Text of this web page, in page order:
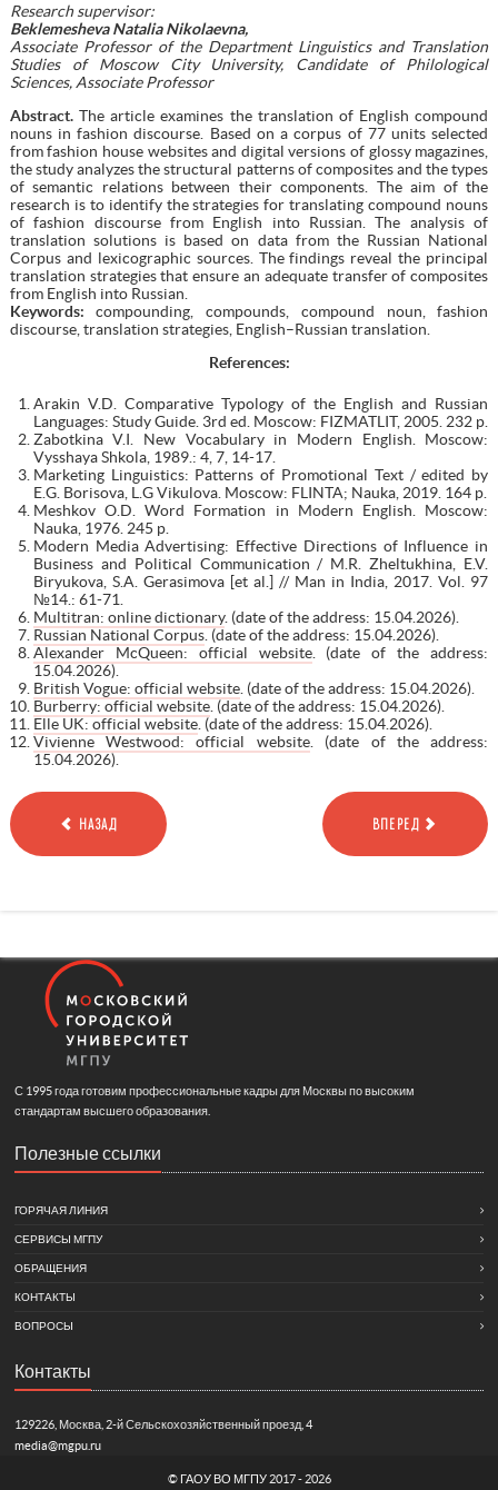
Research supervisor:
Beklemesheva Natalia Nikolaevna,
Associate Professor of the Department Linguistics and Translation
Studies of Moscow City University, Candidate of Philological
Sciences, Associate Professor
Abstract.The article examines the translation of English compound
nouns in fashion discourse. Based on a corpus of 77 units selected
from fashion house websites and digital versions of glossy magazines,
the study analyzes the structural patterns of composites and the types
of semantic relations between their components. The aim of the
research is to identify the strategies for translating compound nouns
of fashion discourse from English into Russian. The analysis of
translation solutions is based on data from the Russian National
Corpus and lexicographic sources. The findings reveal the principal
translation strategies that ensure an adequate transfer of composites
from English into Russian.
Keywords: compounding, compounds, compound noun, fashion
discourse, translation strategies, English–Russian translation.
References:
Arakin V.D. Comparative Typology of the English and Russian
Languages: Study Guide. 3rd ed. Moscow: FIZMATLIT, 2005. 232 p.
Zabotkina V.I. New Vocabulary in Modern English. Moscow:
Vysshaya Shkola, 1989.: 4, 7, 14-17.
Marketing Linguistics: Patterns of Promotional Text / edited by
E.G. Borisova, L.G Vikulova. Moscow: FLINTA; Nauka, 2019. 164 p.
Meshkov O.D. Word Formation in Modern English. Moscow:
Nauka, 1976. 245 p.
Modern Media Advertising: Effective Directions of Influence in
Business and Political Communication / M.R. Zheltukhina, E.V.
Biryukova, S.A. Gerasimova [et al.] // Man in India, 2017. Vol. 97
№14.: 61-71.
Multitran: online dictionary. (date of the address: 15.04.2026).
Russian National Corpus. (date of the address: 15.04.2026).
Alexander McQueen: official website. (date of the address:
15.04.2026).
British Vogue: official website. (date of the address: 15.04.2026).
Burberry: official website. (date of the address: 15.04.2026).
Elle UK: official website. (date of the address: 15.04.2026).
Vivienne Westwood: official website. (date of the address:
15.04.2026).
НАЗАД ВПЕРЕД
С 1995 года готовим профессиональные кадры для Москвы по высоким
стандартам высшего образования.
Полезные ссылки
ГОРЯЧАЯ ЛИНИЯ
СЕРВИСЫ МГПУ
ОБРАЩЕНИЯ
КОНТАКТЫ
ВОПРОСЫ
Контакты
129226, Москва, 2-й Сельскохозяйственный проезд, 4
media@mgpu.ru
© ГАОУ ВО МГПУ 2017 - 2026